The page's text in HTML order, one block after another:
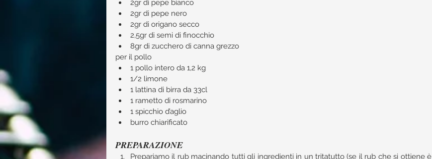
2gr di pepe bianco
2gr di pepe nero
2gr di origano secco
2,5gr di semi di finocchio
8gr di zucchero di canna grezzo
per il pollo
1 pollo intero da 1,2 kg
1/2 limone
1 lattina di birra da 33cl
1 rametto di rosmarino
1 spicchio d’aglio
burro chiarificato
PREPARAZIONE
Prepariamo il rub macinando tutti gli ingredienti in un tritatutto (se il rub che si ottiene è